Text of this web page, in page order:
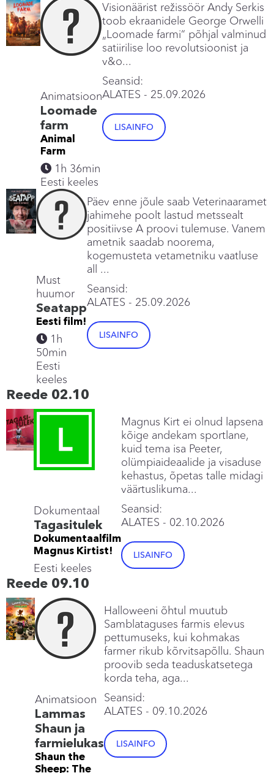
Visionäärist režissöör Andy Serkis
toob ekraanidele George Orwelli
„Loomade farmi“ põhjal valminud
satiirilise loo revolutsioonist ja
v&o...
Seansid:
ALATES - 25.09.2026
LISAINFO
Animatsioon
Loomade
farm
Animal
Farm
1h 36min
Eesti keeles
Päev enne jõule saab Veterinaaramet
jahimehe poolt lastud metssealt
positiivse A proovi tulemuse. Vanem
ametnik saadab noorema,
kogemusteta vetametniku vaatluse
all ...
Seansid:
ALATES - 25.09.2026
LISAINFO
Must
huumor
Seatapp
Eesti film!
1h
50min
Eesti
keeles
Reede 02.10
Magnus Kirt ei olnud lapsena
kõige andekam sportlane,
kuid tema isa Peeter,
olümpiaideaalide ja visaduse
kehastus, õpetas talle midagi
väärtuslikuma...
Seansid:
ALATES - 02.10.2026
LISAINFO
Dokumentaal
Tagasitulek
Dokumentaalfilm
Magnus Kirtist!
Eesti keeles
Reede 09.10
Halloweeni õhtul muutub
Samblataguses farmis elevus
pettumuseks, kui kohmakas
farmer rikub kõrvitsapõllu. Shaun
proovib seda teaduskatsetega
korda teha, aga...
Seansid:
ALATES - 09.10.2026
LISAINFO
Animatsioon
Lammas
Shaun ja
farmielukas
Shaun the
Sheep: The